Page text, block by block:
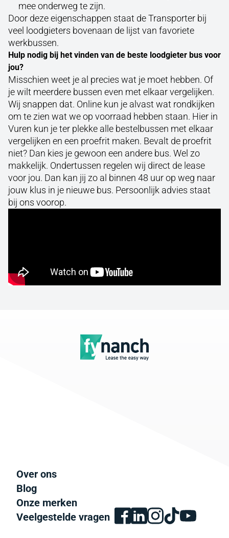
mee onderweg te zijn.
Door deze eigenschappen staat de Transporter bij
veel loodgieters bovenaan de lijst van favoriete
werkbussen.
Hulp nodig bij het vinden van de beste loodgieter bus voor
jou?
Misschien weet je al precies wat je moet hebben. Of
je wilt meerdere bussen even met elkaar vergelijken.
Wij snappen dat. Online kun je alvast wat rondkijken
om te zien wat we op voorraad hebben staan. Hier in
Vuren kun je ter plekke alle bestelbussen met elkaar
vergelijken en een proefrit maken. Bevalt de proefrit
niet? Dan kies je gewoon een andere bus. Wel zo
makkelijk. Ondertussen regelen wij direct de lease
voor jou. Dan kan jij zo al binnen 48 uur op weg naar
jouw klus in je nieuwe bus. Persoonlijk advies staat
bij ons voorop.
Over ons
Blog
Onze merken
Veelgestelde vragen